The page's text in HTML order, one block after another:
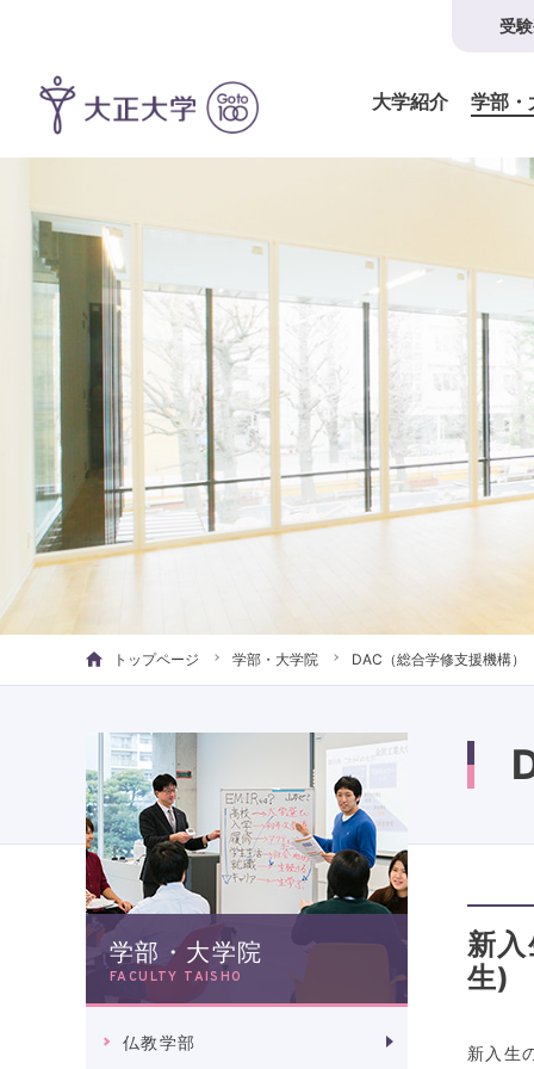
受
大学紹介 学部・
トップページ 学部・大学院 DAC（総合学修支援機構）
学部・大学院
FACULTY TAISHO
仏教学部
新
生
新入生